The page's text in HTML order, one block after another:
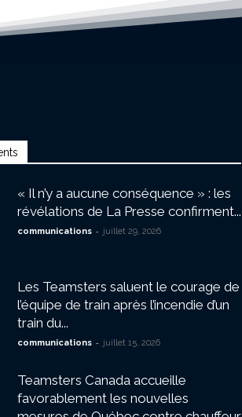
« Il n’y a aucune conséquence » : les
révélations de La Presse confirment...
communications - juillet 29, 2026
Les Teamsters saluent le courage de
l’équipe de train après l’incendie d’un
train du...
communications - juillet 15, 2026
Teamsters Canada accueille
favorablement les nouvelles